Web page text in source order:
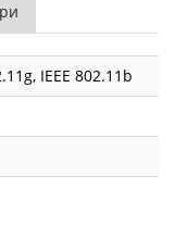
IEEE 802.11b